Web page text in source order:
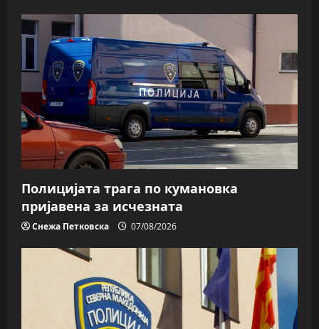
Полицијата трага пo кумановка
пријавена за исчезната
Снежа Петковска 07/08/2026